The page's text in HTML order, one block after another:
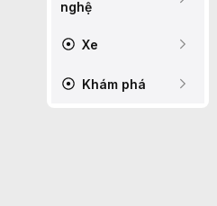
nghệ
Xe
Khám phá